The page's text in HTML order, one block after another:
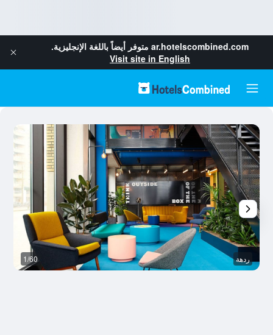
ar.hotelscombined.com متوفر أيضاً باللغة الإنجليزية.
Visit site in English
ردهة 1/60